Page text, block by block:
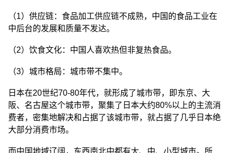
（1）供应链：食品加工供应链不成熟，中国的食品工业在
中后台的发展和质量不发达。
（2）饮食文化：中国人喜欢热但非复热食品。
（3）城市格局：城市带不集中。
日本在20世纪70-80年代，就形成了城市带，即东京、大
阪、名古屋这个城市带，聚集了日本大约80%以上的主流消
费者，密集地解决和占据了该城市带，就占据了几乎日本绝
大部分消费市场。